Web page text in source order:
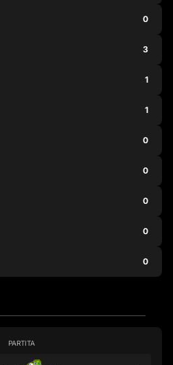
PARTITA
0
3
1
1
0
0
0
0
0